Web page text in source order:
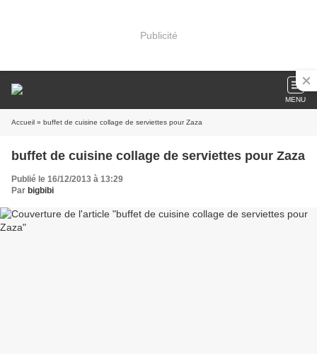
Publicité
MENU
Accueil » buffet de cuisine collage de serviettes pour Zaza
buffet de cuisine collage de serviettes pour Zaza
Publié le 16/12/2013 à 13:29
Par bigbibi